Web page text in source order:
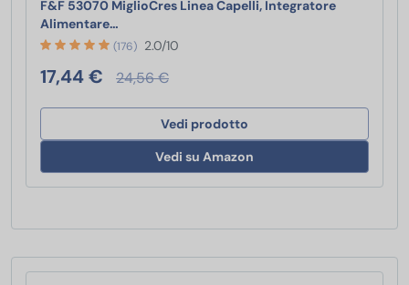
F&F 53070 MiglioCres Linea Capelli, Integratore
Alimentare…
(176) 2.0/10
17,44 € 24,56 €
Vedi prodotto
Vedi su Amazon